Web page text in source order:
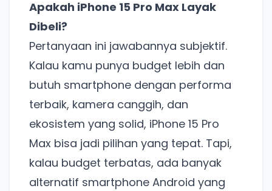
Apakah iPhone 15 Pro Max Layak
Dibeli?
Pertanyaan ini jawabannya subjektif.
Kalau kamu punya budget lebih dan
butuh smartphone dengan performa
terbaik, kamera canggih, dan
ekosistem yang solid, iPhone 15 Pro
Max bisa jadi pilihan yang tepat. Tapi,
kalau budget terbatas, ada banyak
alternatif smartphone Android yang
Ada Website Baru!
Khusus untuk kamu yang mau coba